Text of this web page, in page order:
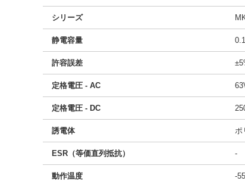
シリーズ
静電容量
許容誤差
定格電圧 - AC
定格電圧 - DC
誘電体 ポ
ESR（等価直列抵抗） -
動作温度 -